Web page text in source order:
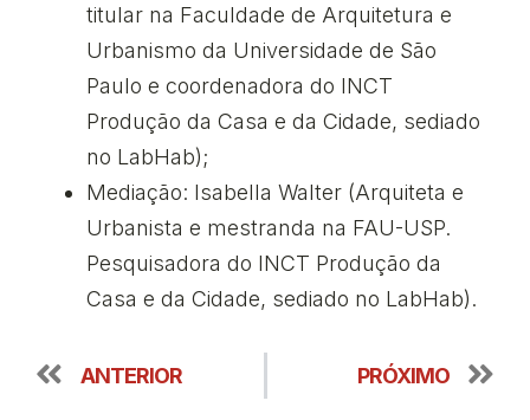
titular na Faculdade de Arquitetura e
Urbanismo da Universidade de São
Paulo e coordenadora do INCT
Produção da Casa e da Cidade, sediado
no LabHab);
Mediação: Isabella Walter (Arquiteta e
Urbanista e mestranda na FAU-USP.
Pesquisadora do INCT Produção da
Casa e da Cidade, sediado no LabHab).
ANTERIOR PRÓXIMO